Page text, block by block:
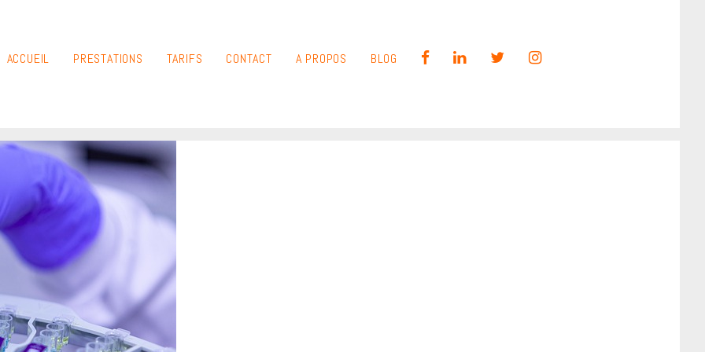
ACCUEIL PRESTATIONS TARIFS CONTACT A PROPOS BLOG F L T I